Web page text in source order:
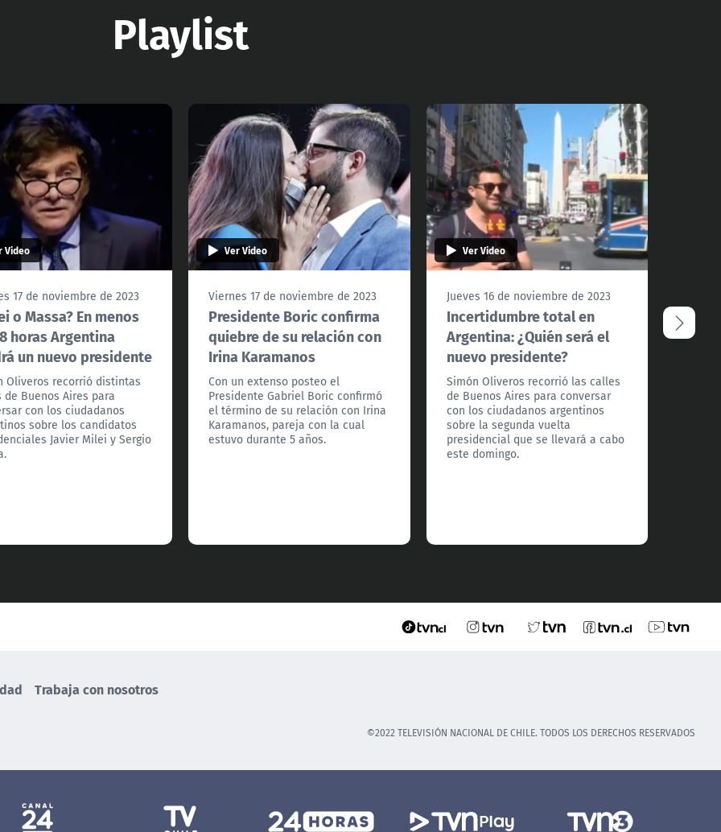
Playlist
Video
17 de noviembre de 2023
o Massa? En menos
horas Argentina
un nuevo presidente
Oliveros recorrió distintas
de Buenos Aires para
con los ciudadanos
sobre los candidatos
Javier Milei y Sergio
Ver Video
Viernes 17 de noviembre de 2023
Presidente Boric confirma
quiebre de su relación con
Irina Karamanos
Con un extenso posteo el
Presidente Gabriel Boric confirmó
el término de su relación con Irina
Karamanos, pareja con la cual
estuvo durante 5 años.
Ver Video
Jueves 16 de noviembre de 2023
Incertidumbre total en
Argentina: ¿Quién será el
nuevo presidente?
Simón Oliveros recorrió las calles
de Buenos Aires para conversar
con los ciudadanos argentinos
sobre la segunda vuelta
presidencial que se llevará a cabo
este domingo.
Trabaja con nosotros
©2022 TELEVISIÓN NACIONAL DE CHILE. TODOS LOS DERECHOS RESERVADOS